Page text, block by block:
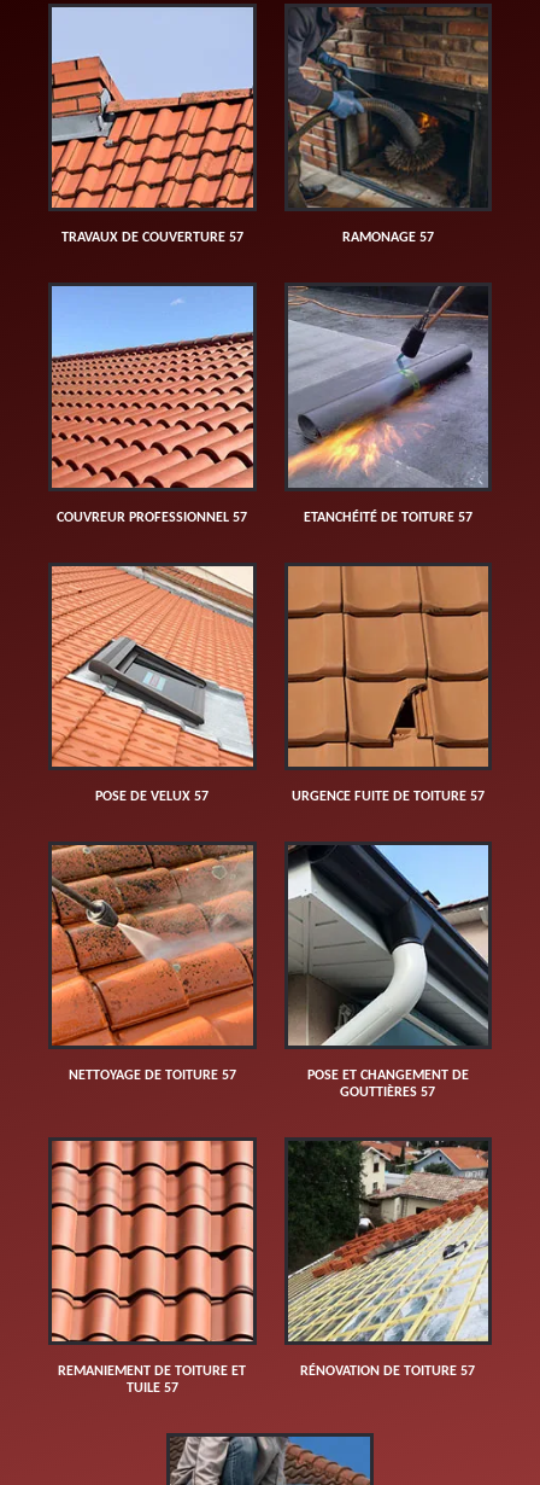
TRAVAUX DE COUVERTURE 57 RAMONAGE 57
COUVREUR PROFESSIONNEL 57 ETANCHÉITÉ DE TOITURE 57
POSE DE VELUX 57 URGENCE FUITE DE TOITURE 57
NETTOYAGE DE TOITURE 57
POSE ET CHANGEMENT DE
GOUTTIÈRES 57
REMANIEMENT DE TOITURE ET
TUILE 57
RÉNOVATION DE TOITURE 57